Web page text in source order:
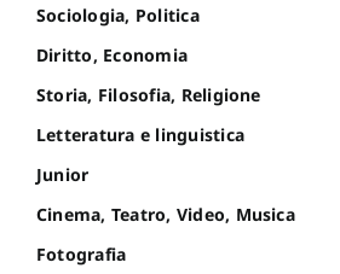
Sociologia, Politica
Diritto, Economia
Storia, Filosofia, Religione
Letteratura e linguistica
Junior
Cinema, Teatro, Video, Musica
Fotografia